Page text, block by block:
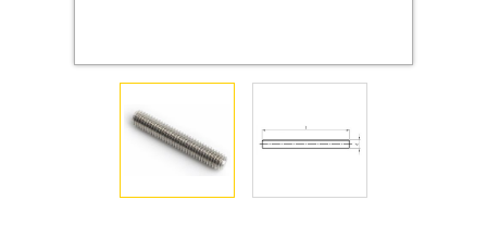
Оснастка и аксессуары для яхт